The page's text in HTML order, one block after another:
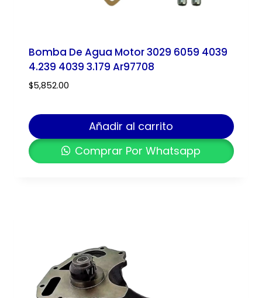
Bomba De Agua Motor 3029 6059 4039
4.239 4039 3.179 Ar97708
$5,852.00
Añadir al carrito
Comprar Por Whatsapp